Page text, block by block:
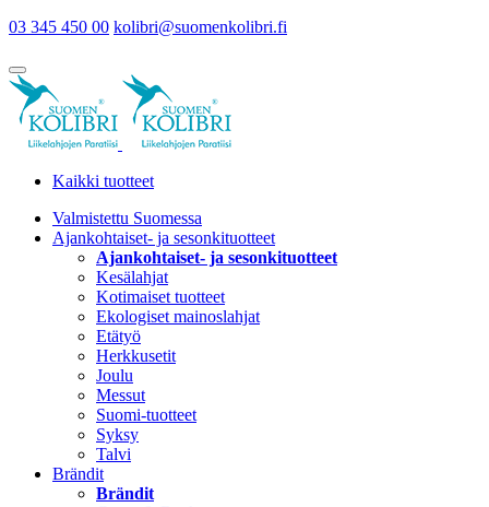
03 345 450 00 kolibri@suomenkolibri.fi
Kaikki tuotteet
Valmistettu Suomessa
Ajankohtaiset- ja sesonkituotteet
Ajankohtaiset- ja sesonkituotteet
Kesälahjat
Kotimaiset tuotteet
Ekologiset mainoslahjat
Etätyö
Herkkusetit
Joulu
Messut
Suomi-tuotteet
Syksy
Talvi
Brändit
Brändit